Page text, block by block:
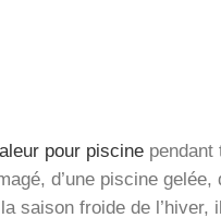
pour piscinependant
d’une piscine
saison froide de l’hiver,